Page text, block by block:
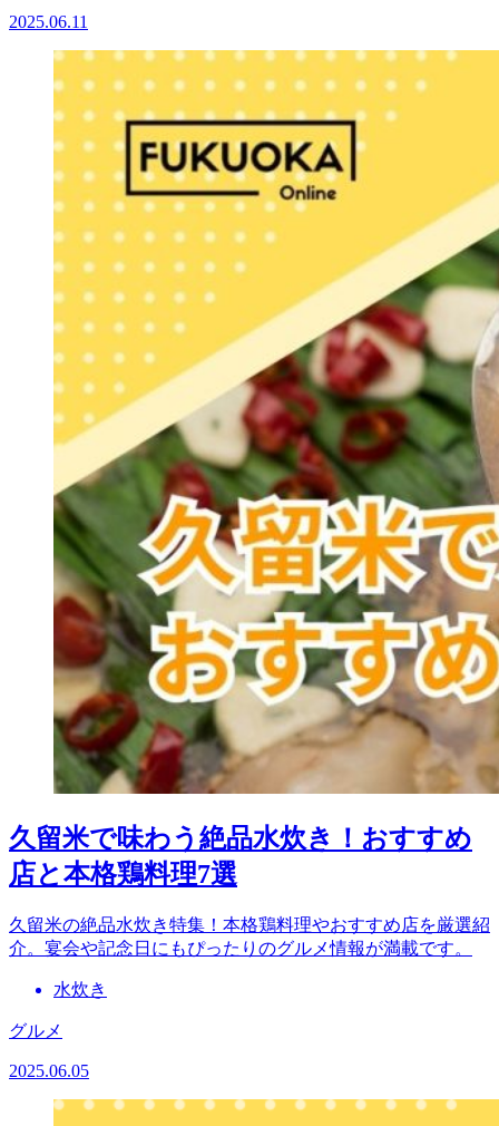
2025.06.11
久留米で味わう絶品水炊き！おすすめ
店と本格鶏料理7選
久留米の絶品水炊き特集！本格鶏料理やおすすめ店を厳選紹
介。宴会や記念日にもぴったりのグルメ情報が満載です。
水炊き
グルメ
2025.06.05